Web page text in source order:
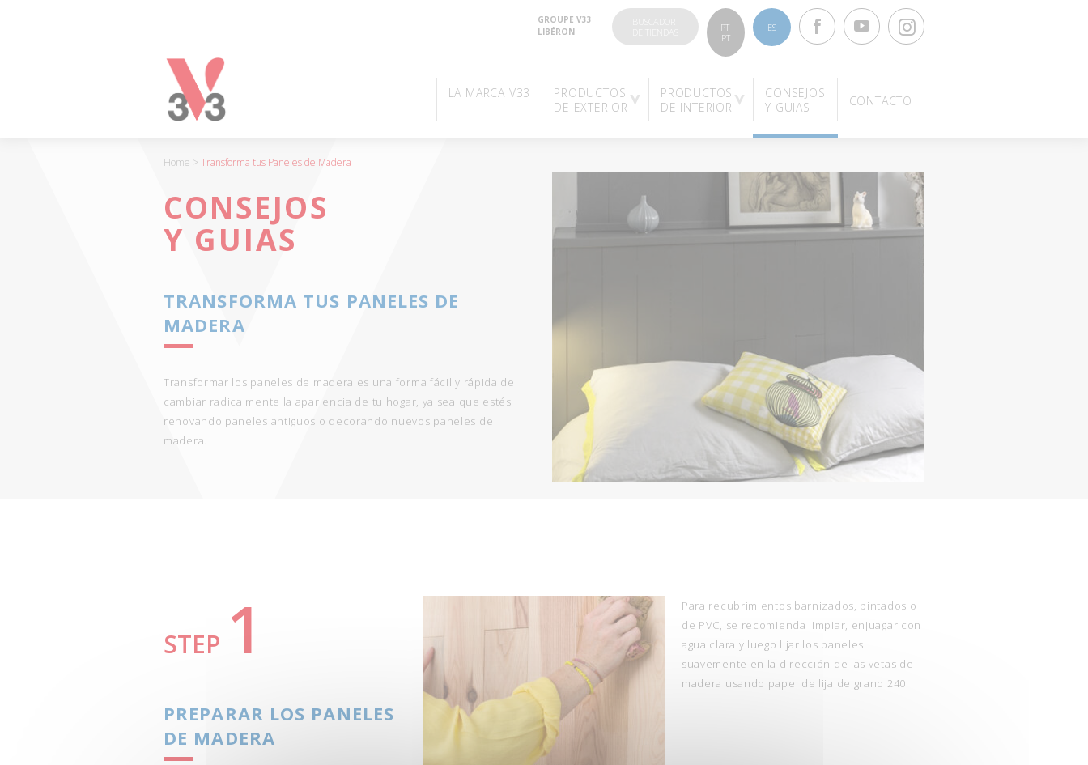
V33
FABRICANTE
DE
DE
Y
PINTURAS
DESDE
LA MARCA V33
PRODUCTOS
DE EXTERIOR
PRODUCTOS
DE INTERIOR
CONSEJOS
Y GUIAS
CONTACTO
GROUPE V33
LIBÉRON
PT-
PT
ES FacebookYoutubeInstagram
Home > Transforma tus Paneles de Madera
CONSEJOS
Y GUIAS
TRANSFORMA TUS PANELES DE
MADERA
Transformar los paneles de madera es una forma fácil y rápida de
cambiar radicalmente la apariencia de tu hogar, ya sea que estés
renovando paneles antiguos o decorando nuevos paneles de
madera.
STEP 1
PREPARAR LOS PANELES
DE MADERA
Para recubrimientos barnizados, pintados o
de PVC, se recomienda limpiar, enjuagar con
agua clara y luego lijar los paneles
suavemente en la dirección de las vetas de
madera usando papel de lija de grano 240.